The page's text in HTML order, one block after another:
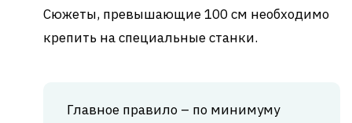
Сюжеты, превышающие 100 см необходимо
крепить на специальные станки.
Главное правило – по минимуму